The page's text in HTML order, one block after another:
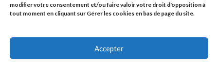
modifier votre consentement et/ou faire valoir votre droit d'opposition à
tout moment en cliquant sur Gérer les cookies en bas de page du site.
Accepter
© Copyright 2026 - Tout droits réservés - Réalisation :